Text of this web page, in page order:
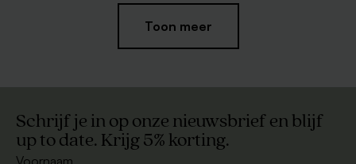
Toon meer
Schrijf je in op onze nieuwsbrief en blijf
up to date. Krijg 5% korting.